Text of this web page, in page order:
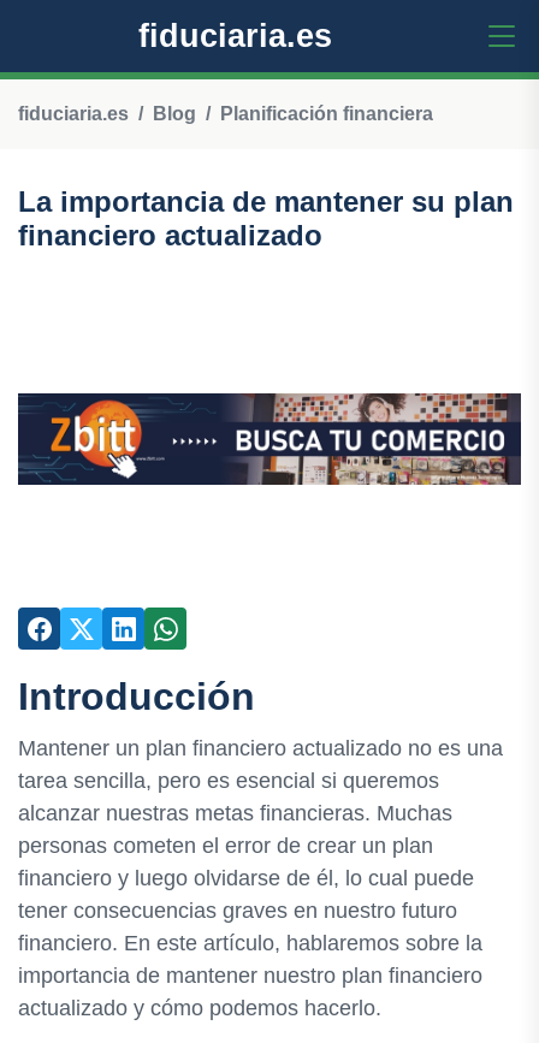
fiduciaria.es
fiduciaria.es Blog Planificación financiera
La importancia de mantener su plan
financiero actualizado
Introducción
Mantener un plan financiero actualizado no es una
tarea sencilla, pero es esencial si queremos
alcanzar nuestras metas financieras. Muchas
personas cometen el error de crear un plan
financiero y luego olvidarse de él, lo cual puede
tener consecuencias graves en nuestro futuro
financiero. En este artículo, hablaremos sobre la
importancia de mantener nuestro plan financiero
actualizado y cómo podemos hacerlo.